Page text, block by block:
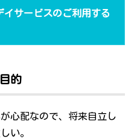
サービスのご利用する
的
心配なので、将来自立し
い。